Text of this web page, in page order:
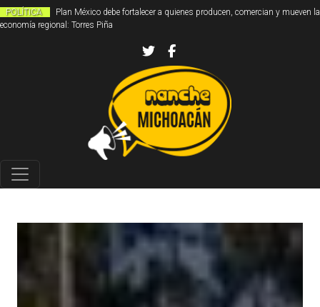
POLÍTICA
Plan México debe fortalecer a quienes producen, comercian y mueven la
economía regional: Torres Piña